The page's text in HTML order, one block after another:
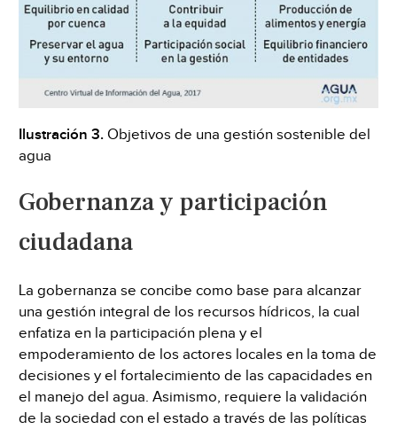
Ilustración 3. Objetivos de una gestión sostenible del
agua
Gobernanza y participación
ciudadana
La gobernanza se concibe como base para alcanzar
una gestión integral de los recursos hídricos, la cual
enfatiza en la participación plena y el
empoderamiento de los actores locales en la toma de
decisiones y el fortalecimiento de las capacidades en
el manejo del agua. Asimismo, requiere la validación
de la sociedad con el estado a través de las políticas